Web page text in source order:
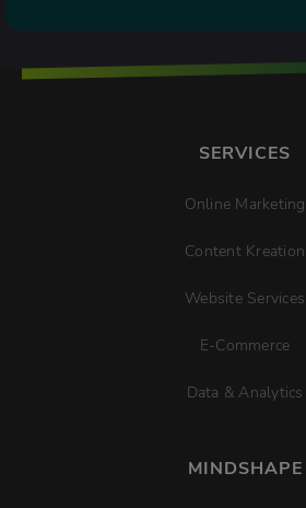
SERVICES
Online Marketing
Content Kreation
Website Services
E-Commerce
Data & Analytics
MINDSHAPE